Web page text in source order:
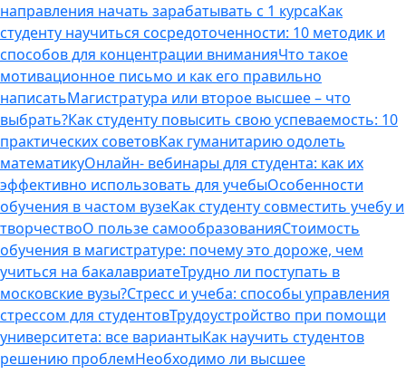
направления начать зарабатывать с 1 курсаКак
студенту научиться сосредоточенности: 10 методик и
способов для концентрации вниманияЧто такое
мотивационное письмо и как его правильно
написатьМагистратура или второе высшее – что
выбрать?Как студенту повысить свою успеваемость: 10
практических советовКак гуманитарию одолеть
математикуОнлайн- вебинары для студента: как их
эффективно использовать для учебыОсобенности
обучения в частом вузеКак студенту совместить учебу и
творчествоО пользе самообразованияСтоимость
обучения в магистратуре: почему это дороже, чем
учиться на бакалавриатеТрудно ли поступать в
московские вузы?Стресс и учеба: способы управления
стрессом для студентовТрудоустройство при помощи
университета: все вариантыКак научить студентов
решению проблемНеобходимо ли высшее